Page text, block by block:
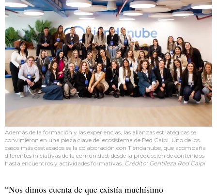
Además de la formación y las experiencias, las alianzas estratégicas se
convirtieron en una pieza clave del ecosistema de Red Caipi. Uno de los
casos más destacados es la colaboración con Tiendanube, que acompaña
diferentes iniciativas de la comunidad, desde la producción de contenidos
hasta encuentros y actividades formativas. Crédito: Gentileza Red Caipi
“Nos dimos cuenta de que existía muchísimo